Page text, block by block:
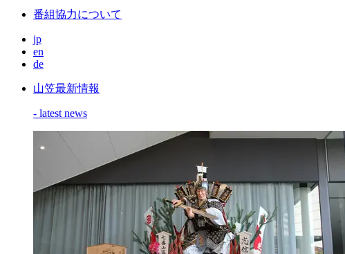
番組協力について
jp
en
de
山笠最新情報
- latest news